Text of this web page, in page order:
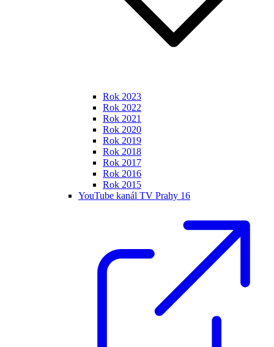
Rok 2023
Rok 2022
Rok 2021
Rok 2020
Rok 2019
Rok 2018
Rok 2017
Rok 2016
Rok 2015
YouTube kanál TV Prahy 16